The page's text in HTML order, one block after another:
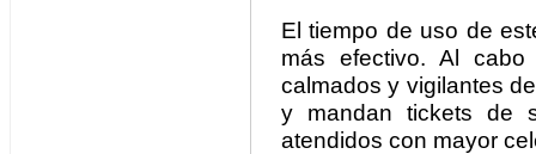
El tiempo de uso de
más efectivo. Al
calmados y vigilantes
y mandan tickets de
atendidos con mayor